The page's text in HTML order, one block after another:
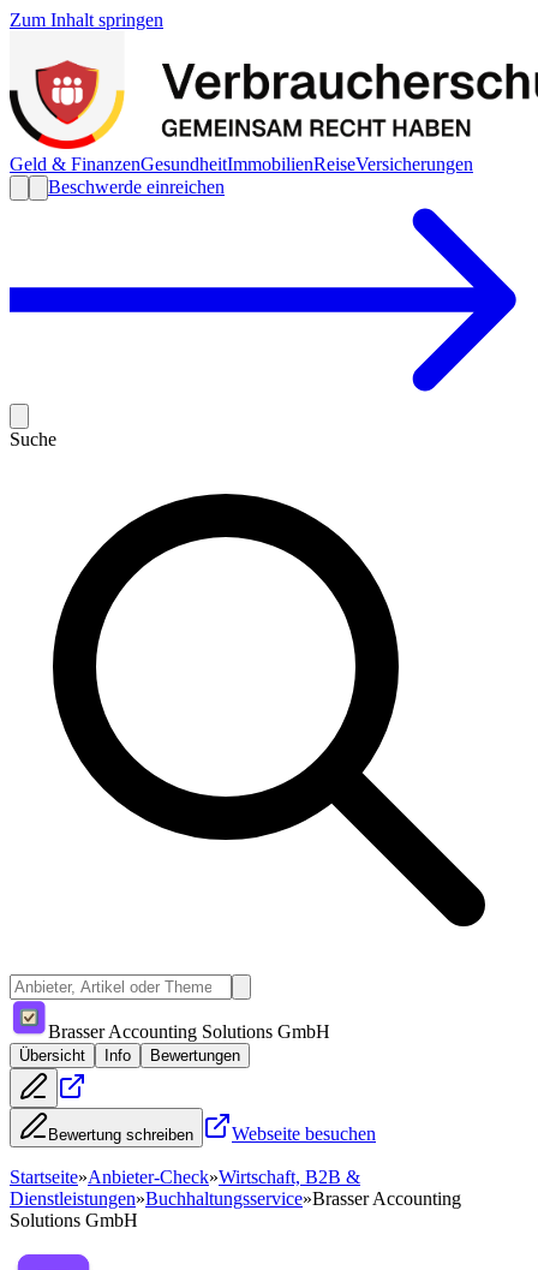
Zum Inhalt springen
Geld & FinanzenGesundheitImmobilienReiseVersicherungen
Beschwerde einreichen
Suche
Brasser Accounting Solutions GmbH
Übersicht Info Bewertungen
Bewertung schreiben Webseite besuchen
Startseite»Anbieter-Check»Wirtschaft, B2B &
Dienstleistungen»Buchhaltungsservice»Brasser Accounting
Solutions GmbH